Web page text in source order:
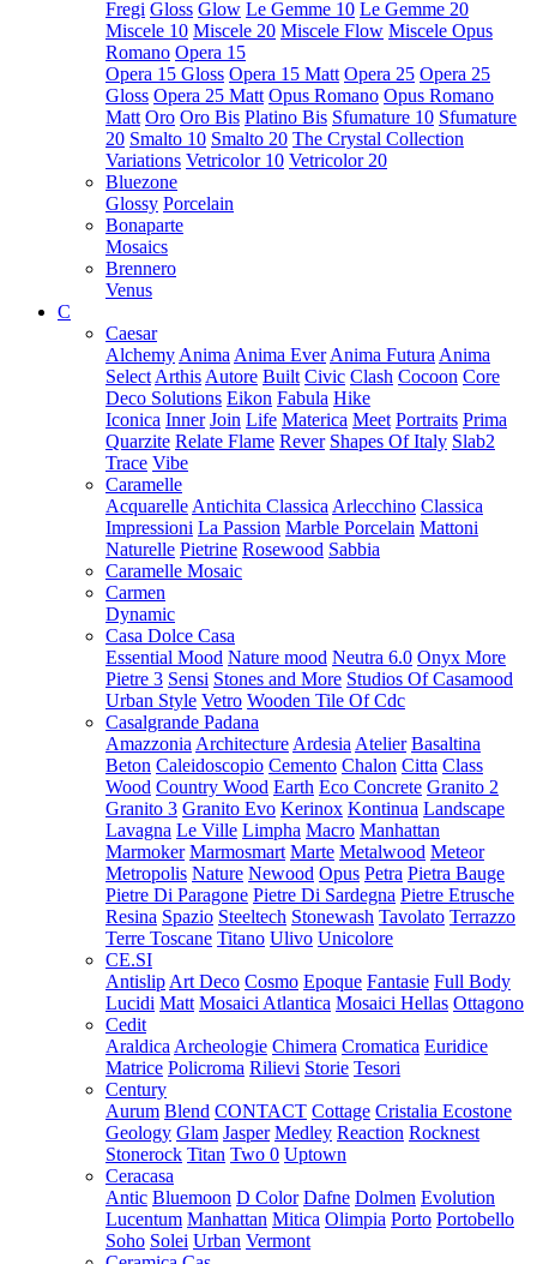
Fregi Gloss Glow Le Gemme 10 Le Gemme 20
Miscele 10 Miscele 20 Miscele Flow Miscele Opus
Romano Opera 15
Opera 15 Gloss Opera 15 Matt Opera 25 Opera 25
Gloss Opera 25 Matt Opus Romano Opus Romano
Matt Oro Oro Bis Platino Bis Sfumature 10 Sfumature
20 Smalto 10 Smalto 20 The Crystal Collection
Variations Vetricolor 10 Vetricolor 20
Bluezone
Glossy Porcelain
Bonaparte
Mosaics
Brennero
Venus
C
Caesar
Alchemy Anima Anima Ever Anima Futura Anima
Select Arthis Autore Built Civic Clash Cocoon Core
Deco Solutions Eikon Fabula Hike
Iconica Inner Join Life Materica Meet Portraits Prima
Quarzite Relate Flame Rever Shapes Of Italy Slab2
Trace Vibe
Caramelle
Acquarelle Antichita Classica Arlecchino Classica
Impressioni La Passion Marble Porcelain Mattoni
Naturelle Pietrine Rosewood Sabbia
Caramelle Mosaic
Carmen
Dynamic
Casa Dolce Casa
Essential Mood Nature mood Neutra 6.0 Onyx More
Pietre 3 Sensi Stones and More Studios Of Casamood
Urban Style Vetro Wooden Tile Of Cdc
Casalgrande Padana
Amazzonia Architecture Ardesia Atelier Basaltina
Beton Caleidoscopio Cemento Chalon Citta Class
Wood Country Wood Earth Eco Concrete Granito 2
Granito 3 Granito Evo Kerinox Kontinua Landscape
Lavagna Le Ville Limpha Macro Manhattan
Marmoker Marmosmart Marte Metalwood Meteor
Metropolis Nature Newood Opus Petra Pietra Bauge
Pietre Di Paragone Pietre Di Sardegna Pietre Etrusche
Resina Spazio Steeltech Stonewash Tavolato Terrazzo
Terre Toscane Titano Ulivo Unicolore
CE.SI
Antislip Art Deco Cosmo Epoque Fantasie Full Body
Lucidi Matt Mosaici Atlantica Mosaici Hellas Ottagono
Cedit
Araldica Archeologie Chimera Cromatica Euridice
Matrice Policroma Rilievi Storie Tesori
Century
Aurum Blend CONTACT Cottage Cristalia Ecostone
Geology Glam Jasper Medley Reaction Rocknest
Stonerock Titan Two 0 Uptown
Ceracasa
Antic Bluemoon D Color Dafne Dolmen Evolution
Lucentum Manhattan Mitica Olimpia Porto Portobello
Soho Solei Urban Vermont